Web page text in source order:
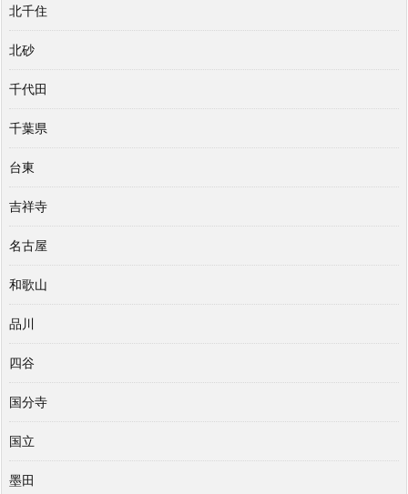
北千住
北砂
千代田
千葉県
台東
吉祥寺
名古屋
和歌山
品川
四谷
国分寺
国立
墨田